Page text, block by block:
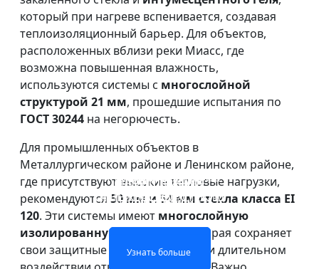
ОДНОСЛОЙНОЕ
ОГНЕОПАСНОЕ СТЕКЛО
Узнать больше
ДВУХСЛОЙНОЕ
ОГНЕЖЕСТКОЕ СТЕКЛО
Узнать больше
ПРОТИВОПОЖАРНОЕ
СТЕКЛО ОКОН И
ДВЕРЕЙ
Узнать больше
ОГНЕОПАСНАЯ
СТЕКЛЯННАЯ
ПЕРЕГОРОДКА
Узнать больше
который при нагреве вспенивается, создавая
теплоизоляционный барьер. Для объектов,
расположенных вблизи реки Миасс, где
возможна повышенная влажность,
используются системы с многослойной
структурой 21 мм, прошедшие испытания по
ГОСТ 30244 на негорючесть.
Для промышленных объектов в
Металлургическом районе и Ленинском районе,
где присутствуют высокие тепловые нагрузки,
рекомендуются 50 мм и 54 мм стекла класса EI
120. Эти системы имеют многослойную
изолированную структуру
, которая сохраняет
свои защитные свойства даже при длительном